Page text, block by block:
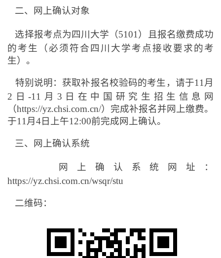
二、网上确认对象
选择报考点为四川大学（5101）且报名缴费成功
的考生（必须符合四川大学考点接收要求的考
生）。
特别说明：获取补报名校验码的考生，请于11月
2日-11月3日在中国研究生招生信息网
（https://yz.chsi.com.cn/）完成补报名并网上缴费。
于11月4日上午12:00前完成网上确认。
三、网上确认系统
网上确认系统网址：
https://yz.chsi.com.cn/wsqr/stu
二维码：